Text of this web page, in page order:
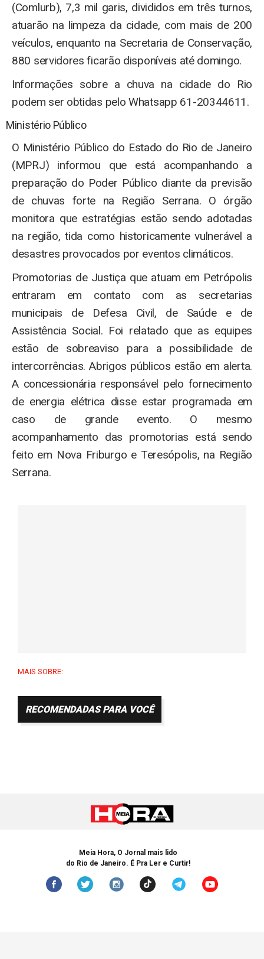
(Comlurb), 7,3 mil garis, divididos em três turnos,
atuarão na limpeza da cidade, com mais de 200
veículos, enquanto na Secretaria de Conservação,
880 servidores ficarão disponíveis até domingo.
Informações sobre a chuva na cidade do Rio
podem ser obtidas pelo Whatsapp 61-20344611.
Ministério Público
O Ministério Público do Estado do Rio de Janeiro
(MPRJ) informou que está acompanhando a
preparação do Poder Público diante da previsão
de chuvas forte na Região Serrana. O órgão
monitora que estratégias estão sendo adotadas
na região, tida como historicamente vulnerável a
desastres provocados por eventos climáticos.
Promotorias de Justiça que atuam em Petrópolis
entraram em contato com as secretarias
municipais de Defesa Civil, de Saúde e de
Assistência Social. Foi relatado que as equipes
estão de sobreaviso para a possibilidade de
intercorrências. Abrigos públicos estão em alerta.
A concessionária responsável pelo fornecimento
de energia elétrica disse estar programada em
caso de grande evento. O mesmo
acompanhamento das promotorias está sendo
feito em Nova Friburgo e Teresópolis, na Região
Serrana.
MAIS SOBRE:
RECOMENDADAS PARA VOCÊ
Meia Hora, O Jornal mais lido
do Rio de Janeiro. É Pra Ler e Curtir!